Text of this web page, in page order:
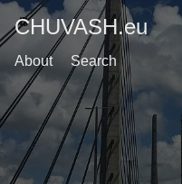
CHUVASH.eu
About Search